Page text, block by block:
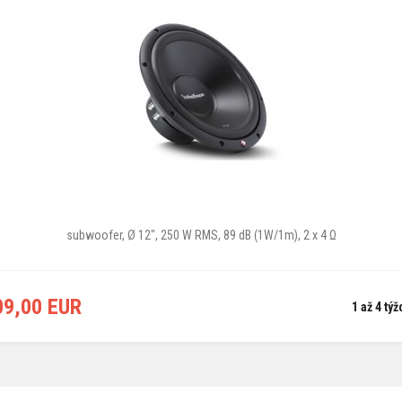
subwoofer, Ø 12", 250 W RMS, 89 dB (1W/1m), 2 x 4 Ω
EUR 1 až 4